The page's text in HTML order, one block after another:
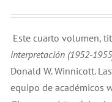
era:
$ 32.000.
es:
$
Este cuarto volumen,
interpretación (1952-
Donald W. Winnicott.
equipo de académicos